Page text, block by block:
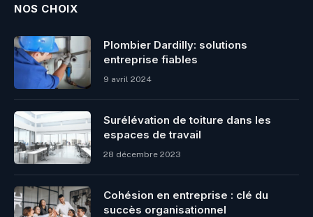
NOS CHOIX
Plombier Dardilly: solutions
entreprise fiables
9 avril 2024
Surélévation de toiture dans les
espaces de travail
28 décembre 2023
Cohésion en entreprise : clé du
succès organisationnel